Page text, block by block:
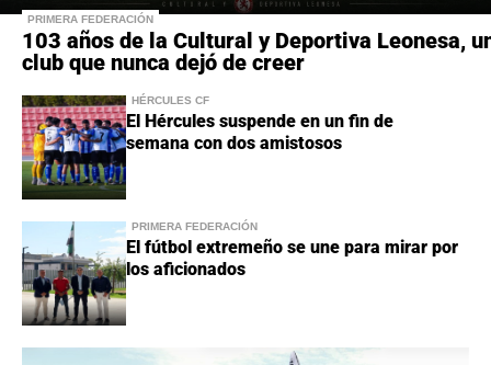
PRIMERA FEDERACIÓN
103 años de la Cultural y Deportiva Leonesa,
club que nunca dejó de creer
HÉRCULES CF
El Hércules suspende en un fin de
semana con dos amistosos
PRIMERA FEDERACIÓN
El fútbol extremeño se une para mirar por
los aficionados